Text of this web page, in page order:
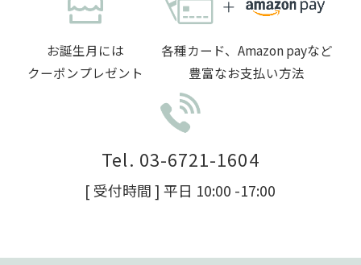
お誕生月には
クーポンプレゼント
各種カード、Amazon payなど
豊富なお支払い方法
Tel. 03-6721-1604
[ 受付時間 ] 平日 10:00 -17:00